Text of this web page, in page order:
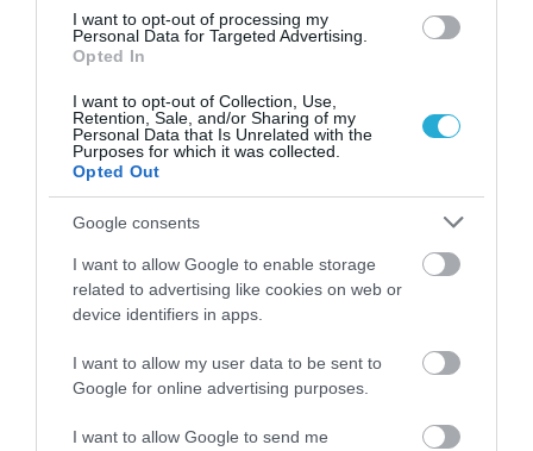
I want to opt-out of processing my
Personal Data for Targeted Advertising.
Opted In
I want to opt-out of Collection, Use,
Retention, Sale, and/or Sharing of my
Personal Data that Is Unrelated with the
Purposes for which it was collected.
Opted Out
Google consents
I want to allow Google to enable storage
related to advertising like cookies on web or
device identifiers in apps.
I want to allow my user data to be sent to
Google for online advertising purposes.
I want to allow Google to send me
κατέκτησε την κορυφή με το «Bangaranga»
➤ Ακύλας μετά τη Eurovision: «Στενοχωρήθηκα για τη